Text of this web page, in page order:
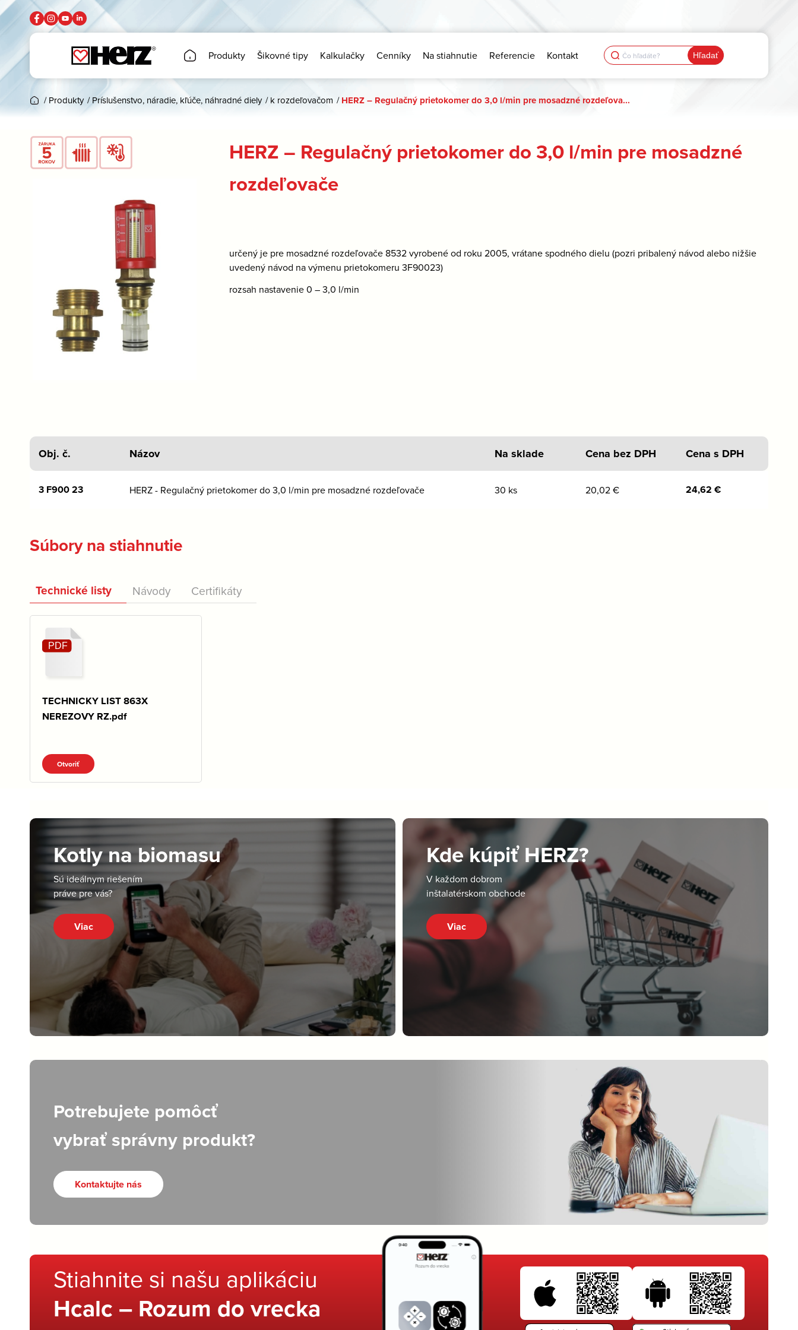
Produkty Šikovné tipy Kalkulačky Cenníky Na stiahnutie Referencie Kontakt Search
for:
/ Produkty / Príslušenstvo, náradie, kľúče, náhradné diely / k rozdeľovačom / HERZ – Regulačný prietokomer do 3,0 l/min pre mosadzné rozdeľova...
HERZ – Regulačný prietokomer do 3,0 l/min pre mosadzné
rozdeľovače
určený je pre mosadzné rozdeľovače 8532vyrobené od roku 2005, vrátane spodného dielu (pozri pribalený návod alebo nižšie
uvedený návod na výmenu prietokomeru 3F90023)
rozsah nastavenie 0 – 3,0 l/min
Obj. č. Názov Na sklade Cena bez DPH Cena s DPH
3 F900 23 HERZ - Regulačný prietokomer do 3,0 l/min pre mosadzné rozdeľovače 30 ks 20,02€ 24,62 €
Súbory na stiahnutie
Technické listy Návody Certifikáty
TECHNICKY LIST 863X
NEREZOVY RZ.pdf
Otvoriť
Kotly na biomasu
Sú ideálnym riešením
práve pre vás?
Viac
Kde kúpiť HERZ?
V každom dobrom
inštalatérskom obchode
Viac
Potrebujete pomôcť
vybrať správny produkt?
Kontaktujte nás
Stiahnite si našu aplikáciu
Hcalc – Rozum do vrecka